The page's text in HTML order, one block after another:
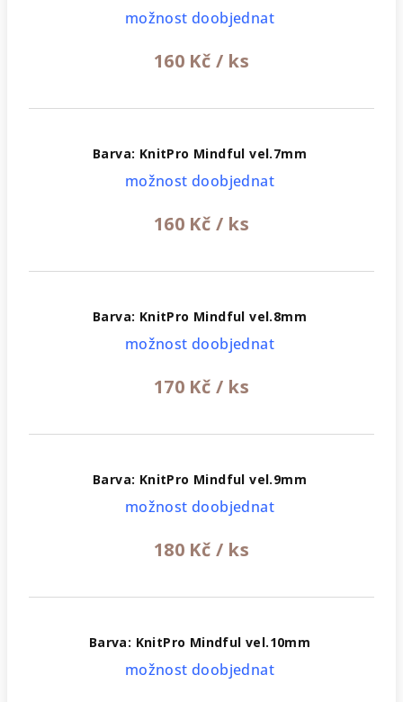
možnost doobjednat
160 Kč / ks
Barva: KnitPro Mindful vel.7mm
možnost doobjednat
160 Kč / ks
Barva: KnitPro Mindful vel.8mm
možnost doobjednat
170 Kč / ks
Barva: KnitPro Mindful vel.9mm
možnost doobjednat
180 Kč / ks
Barva: KnitPro Mindful vel.10mm
možnost doobjednat